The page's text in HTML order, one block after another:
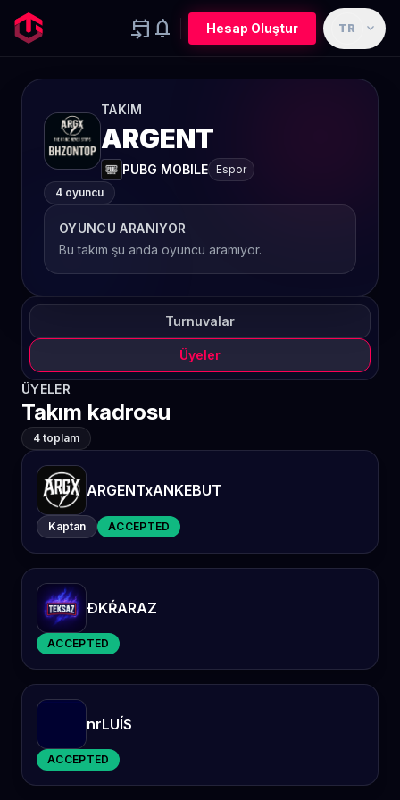
event_upcoming notifications Hesap Oluştur TR expand_more
TAKIM
ARGENT
PUBG MOBILE Espor
4 oyuncu
OYUNCU ARANIYOR
Bu takım şu anda oyuncu aramıyor.
Turnuvalar
Üyeler
ÜYELER
Takım kadrosu
4 toplam
ARGENTxANKEBUT
Kaptan ACCEPTED
ÐKŔARAZ
ACCEPTED
nrLUÍS
ACCEPTED